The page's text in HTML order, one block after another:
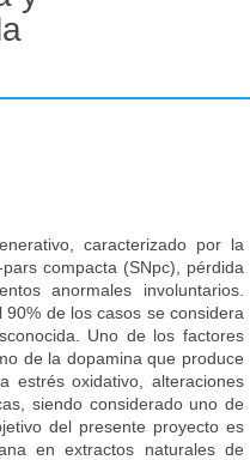
caracterizado por la
compacta (SNpc), pérdida
anormales involuntarios.
de los casos se considera
Uno de los factores
de la dopamina que produce
estrés oxidativo, alteraciones
siendo considerado uno de
del presente proyecto es
en extractos naturales de